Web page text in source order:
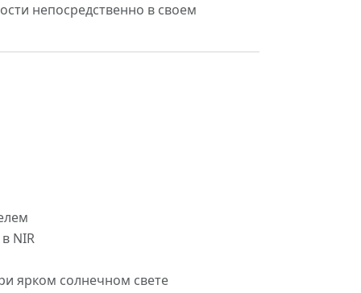
непосредственно в своем
NIR
ярком солнечном свете